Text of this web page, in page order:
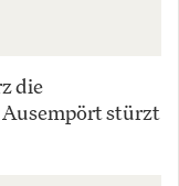
die
stürzt